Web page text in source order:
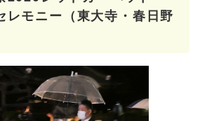
レモニー（東大寺・春日野